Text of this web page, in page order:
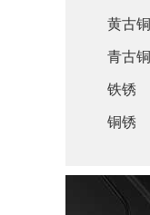
黄古铜
青古铜
铁锈
铜锈